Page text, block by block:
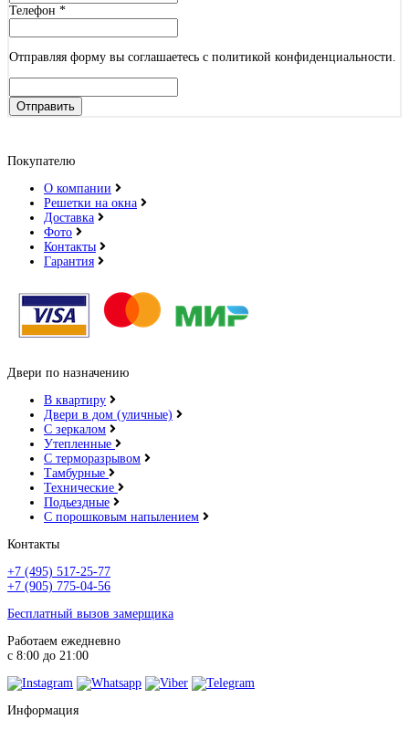
Телефон *
Отправляя форму вы соглашаетесь с политикой конфиденциальности.
Отправить
Покупателю
О компании
Решетки на окна
Доставка
Фото
Контакты
Гарантия
Двери по назначению
В квартиру
Двери в дом (уличные)
С зеркалом
Утепленные
С терморазрывом
Тамбурные
Технические
Подьездные
С порошковым напылением
Контакты
+7 (495) 517-25-77
+7 (905) 775-04-56
Бесплатный вызов замерщика
Работаем ежедневно
с 8:00 до 21:00
Информация